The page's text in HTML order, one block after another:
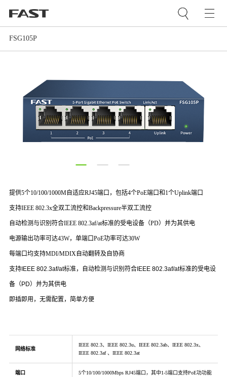
FSG105P
提供5个10/100/1000M自适应RJ45端口，包括4个PoE端口和 1个Uplink端口
支持IEEE 802.3x全双工流控和Backpressure半双工流控
自动检测与识别符合IEEE 802.3af/at标准的受电设备（PD）并为其供电
电源输出功率可达43W，单端口PoE功率可达30W
每端口均支持MDI/MDIX自动翻转及自协商
支持IEEE 802.3af/at标准， 自动检测与识别符合IEEE 802.3af/at标准的受电设
备（PD）并为其供电
即插即用，无需配置，简单方便
网络标准
IEEE 802.3、IEEE 802.3u、IEEE 802.3ab、IEEE 802.3x、
IEEE 802.3af 、IEEE 802.3at
端口 5个10/100/1000Mbps RJ45端口，其中1-5端口支持PoE功功能